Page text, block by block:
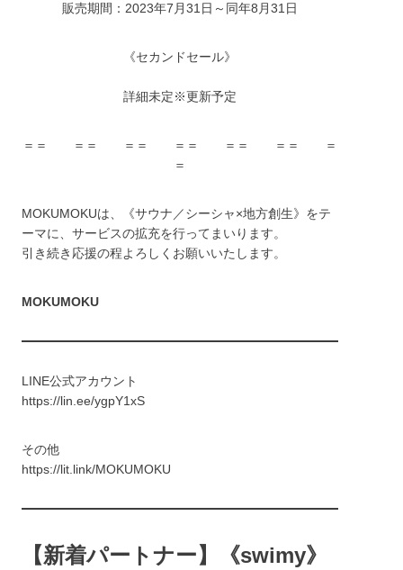
販売期間：2023年7月31日～同年8月31日
《セカンドセール》
詳細未定※更新予定
＝＝ ＝＝ ＝＝ ＝＝ ＝＝ ＝＝ ＝
＝
MOKUMOKUは、《サウナ／シーシャ×地方創生》をテ
ーマに、サービスの拡充を行ってまいります。
引き続き応援の程よろしくお願いいたします。
MOKUMOKU
LINE公式アカウント
https://lin.ee/ygpY1xS
その他
https://lit.link/MOKUMOKU
【新着パートナー】《swimy》